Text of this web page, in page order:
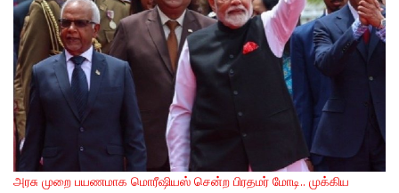
அரசு முறை பயணமாக மொரீஷியஸ் சென்ற பிரதமர் மோடி.. முக்கிய